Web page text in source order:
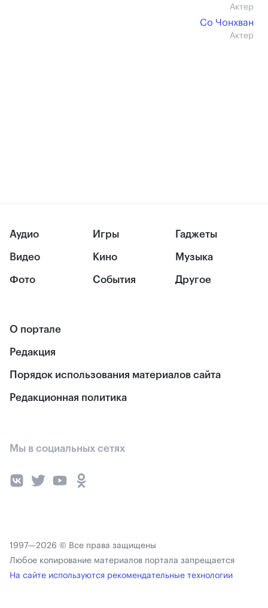
Актер
Со Чонхван
Актер
Аудио
Видео
Фото
Игры
Кино
События
Гаджеты
Музыка
Другое
О портале
Редакция
Порядок использования материалов сайта
Редакционная политика
Мы в социальных сетях
1997—2026 © Все права защищены
Любое копирование материалов портала запрещается
На сайте используются рекомендательные технологии